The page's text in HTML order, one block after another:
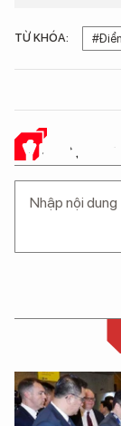
TỪ KHÓA:
Ý KIẾN